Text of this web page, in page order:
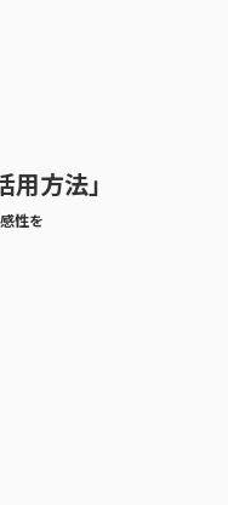
方法」
性を